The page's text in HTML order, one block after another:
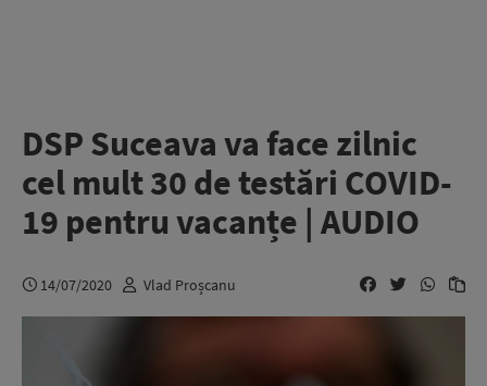
DSP Suceava va face zilnic
cel mult 30 de testări COVID-
19 pentru vacanțe | AUDIO
14/07/2020 Vlad Proșcanu